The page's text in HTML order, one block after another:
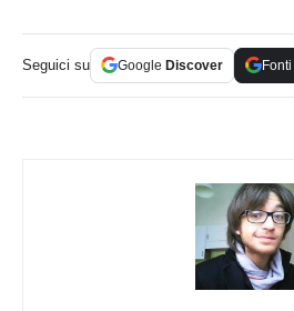
Seguici su Google Discover Fonti